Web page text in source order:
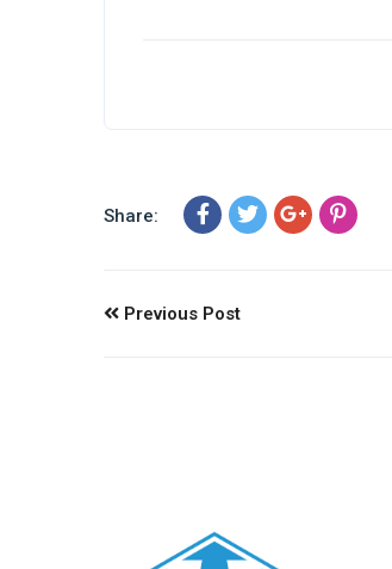
Share:
Previous Post